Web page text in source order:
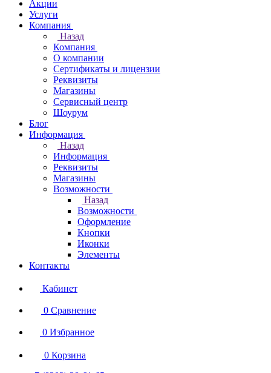
Акции
Услуги
Компания
Назад
Компания
О компании
Сертификаты и лицензии
Реквизиты
Магазины
Сервисный центр
Шоурум
Блог
Информация
Назад
Информация
Реквизиты
Магазины
Возможности
Назад
Возможности
Оформление
Кнопки
Иконки
Элементы
Контакты
Кабинет
0 Сравнение
0 Избранное
0 Корзина